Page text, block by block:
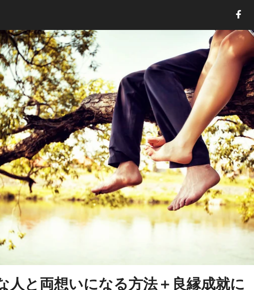
人と両想いになる方法＋良縁成就に